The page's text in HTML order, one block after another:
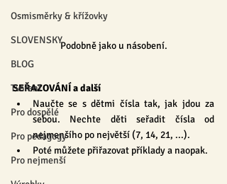
Osmisměrky & křížovky
SLOVENSKY
BLOG
Tvoření
Pro dospělé
Pro pedagogy
Pro nejmenší
Podobně jako u násobení.
SEŘAZOVÁNÍ a další
Naučte se s dětmi čísla tak, jak jdou za
sebou. Nechte děti seřadit čísla od
nejmenšího po největší (7, 14, 21, ...).
Poté můžete přiřazovat příklady a naopak.